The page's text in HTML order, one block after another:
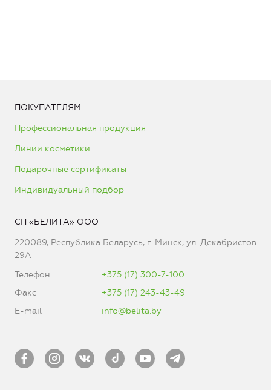
ПОКУПАТЕЛЯМ
Профессиональная продукция
Линии косметики
Подарочные сертификаты
Индивидуальный подбор
СП «БЕЛИТА» ООО
220089, Республика Беларусь, г. Минск, ул. Декабристов
29А
Телефон
+375 (17) 300-7-100
Факс
+375 (17) 243-43-49
E-mail
info@belita.by